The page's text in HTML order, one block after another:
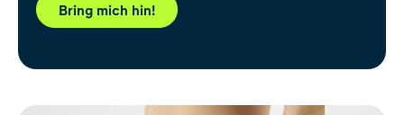
Bring mich hin!